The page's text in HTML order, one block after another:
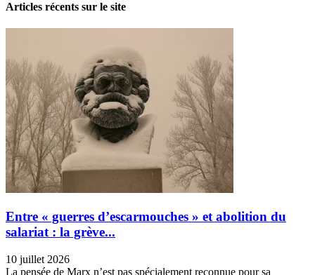
Articles récents sur le site
Entre « guerres d’escarmouches » et abolition du
salariat : la grève...
10 juillet 2026
La pensée de Marx n’est pas spécialement reconnue pour sa